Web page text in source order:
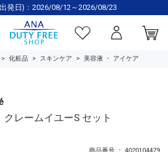
発日)：2026/08/12～2026/08/23
化粧品 スキンケア 美容液 ・ アイケア
レームイユーS セット
商品番号 ： 4020104479